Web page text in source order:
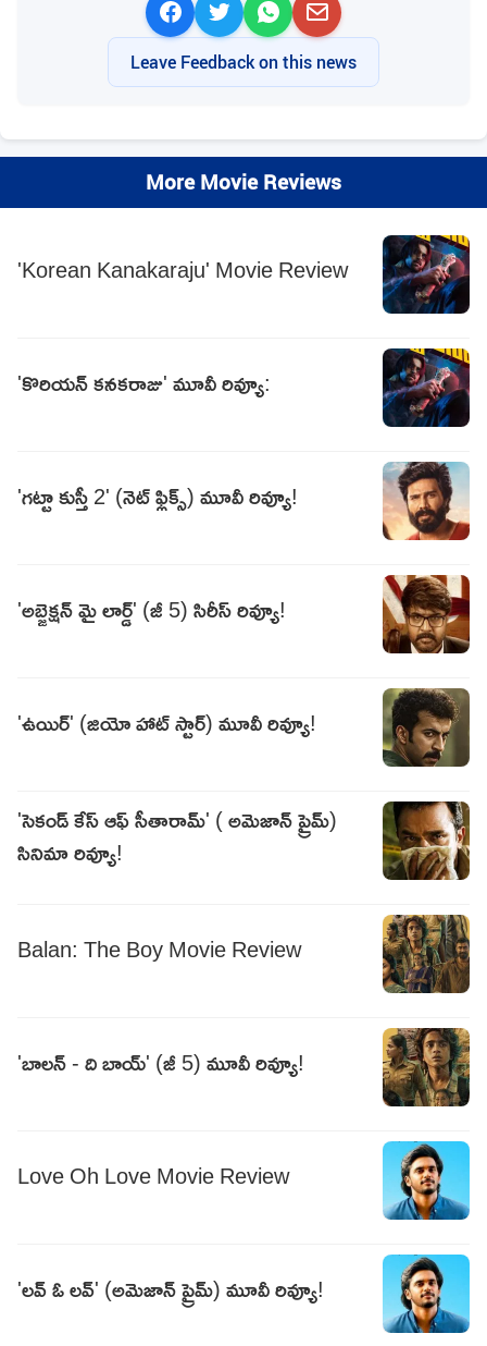
Leave Feedback on this news
More Movie Reviews
'Korean Kanakaraju' Movie Review
'కొరియన్‌ కనకరాజు' మూవీ రివ్యూ:
'గట్టా కుస్తీ 2' (నెట్ ఫ్లిక్స్) మూవీ రివ్యూ!
'అబ్జెక్షన్ మై లార్డ్' (జీ 5) సిరీస్ రివ్యూ!
'ఉయిర్' (జియో హాట్ స్టార్) మూవీ రివ్యూ!
'సెకండ్ కేస్ ఆఫ్ సీతారామ్' ( అమెజాన్ ప్రైమ్)
సినిమా రివ్యూ!
Balan: The Boy Movie Review
'బాలన్ - ది బాయ్' (జీ 5) మూవీ రివ్యూ!
Love Oh Love Movie Review
'లవ్ ఓ లవ్' (అమెజాన్ ప్రైమ్) మూవీ రివ్యూ!